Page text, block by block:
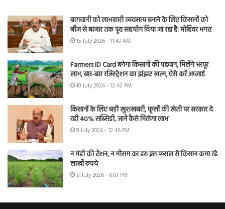
बागवानी को लाभकारी व्यवसाय बनाने के लिए किसानों को
बीज से बाजार तक पूरा सहयोग दिया जा रहा है: मोहिंदर भगत
15 July 2026 - 11:43 AM
Farmers ID Card बनेगा किसानों की पहचान, मिलेंगे भरपूर
लाभ, बार-बार रजिस्ट्रेशन का झंझट खत्म, ऐसे करें अप्लाई
10 July 2026 - 12:42 PM
किसानों के लिए बड़ी खुशखबरी, फूलों की खेती पर सरकार दे
रही 40% सब्सिडी, जानें कैसे मिलेगा लाभ
9 July 2026 - 12:46 PM
न मंडी की टेंशन, न मौसम का डर! इस फसल से किसान कमा रहे
लाखों रुपये
8 July 2026 - 6:07 PM